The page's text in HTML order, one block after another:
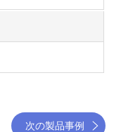
次の製品事例